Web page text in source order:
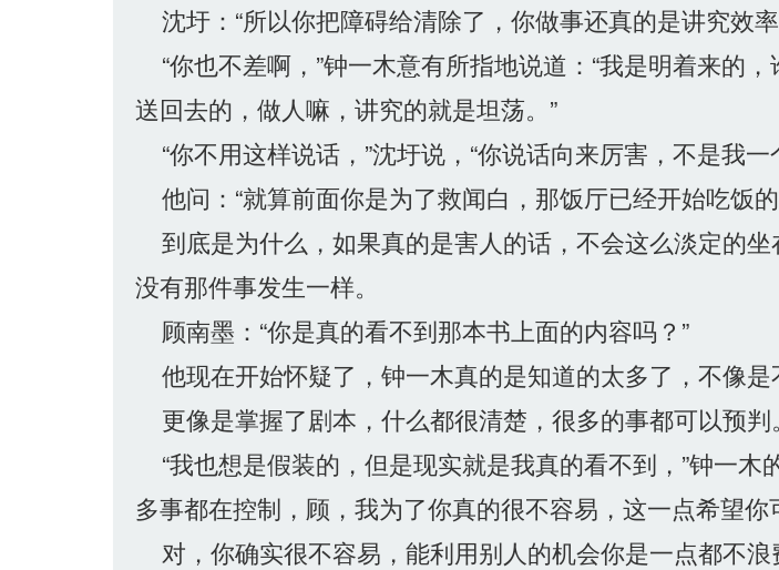
沈圩：“所以你把障碍给清除了，你做事还真的是讲究效
“你也不差啊，”钟一木意有所指地说道：“我是明着来的
送回去的，做人嘛，讲究的就是坦荡。”
“你不用这样说话，”沈圩说，“你说话向来厉害，不是我一
他问：“就算前面你是为了救闻白，那饭厅已经开始吃饭
到底是为什么，如果真的是害人的话，不会这么淡定的
没有那件事发生一样。
顾南墨：“你是真的看不到那本书上面的内容吗？”
他现在开始怀疑了，钟一木真的是知道的太多了，不像是
更像是掌握了剧本，什么都很清楚，很多的事都可以预判。
“我也想是假装的，但是现实就是我真的看不到，”钟一
多事都在控制，顾，我为了你真的很不容易，这一点希望你
对，你确实很不容易，能利用别人的机会你是一点都不